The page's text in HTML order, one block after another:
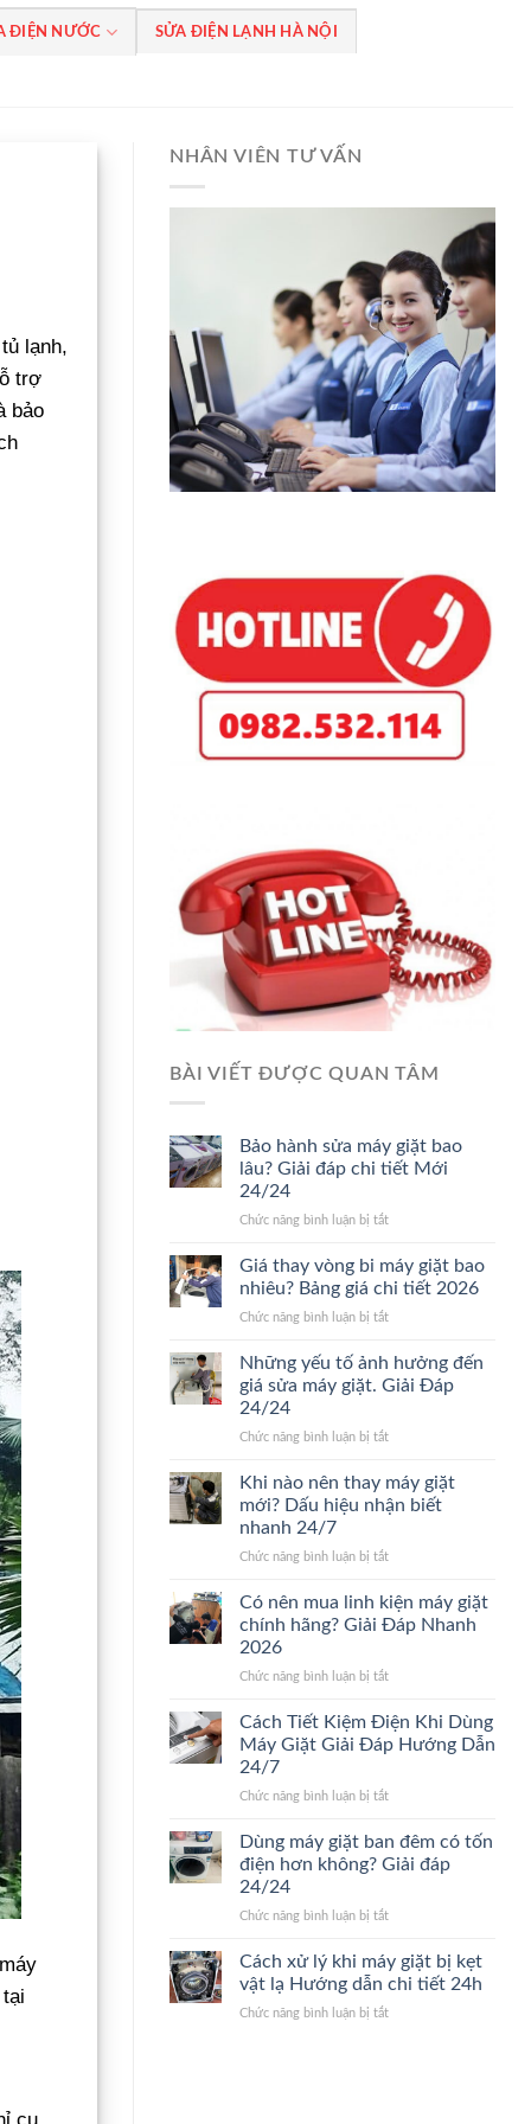
ĐIỆN NƯỚC SỬA ĐIỆN LẠNH HÀ NỘI
lạnh,
trợ
bảo
cụ
NHÂN VIÊN TƯ VẤN
BÀI VIẾT ĐƯỢC QUAN TÂM
Bảo hành sửa máy giặt bao
lâu? Giải đáp chi tiết Mới
24/24
Chức năng bình luận bị tắtở
hành
sửa
giặt
lâu?
Giải
tiết
24/24
Giá thay vòng bi máy giặt bao
nhiêu? Bảng giá chi tiết 2026
Chức năng bình luận bị tắtở
thay
vòng
giặt
nhiêu?
Bảng
giá
tiết
Những yếu tố ảnh hưởng đến
giá sửa máy giặt. Giải Đáp
24/24
Chức năng bình luận bị tắtở
yếu
tố
ảnh
đến
sửa
máy
giặt.
Đáp
Khi nào nên thay máy giặt
mới? Dấu hiệu nhận biết
nhanh 24/7
Chức năng bình luận bị tắtở
nào
nên
thay
giặt
Dấu
hiệu
nhanh
Có nên mua linh kiện máy giặt
chính hãng? Giải Đáp Nhanh
2026
Chức năng bình luận bị tắtở
nên
mua
máy
chính
hãng?
Nhanh
Cách Tiết Kiệm Điện Khi Dùng
Máy Giặt Giải Đáp Hướng Dẫn
24/7
Chức năng bình luận bị tắtở
Tiết
Kiệm
Dùng
Giặt
Giải
Hướng
Dùng máy giặt ban đêm có tốn
điện hơn không? Giải đáp
24/24
Chức năng bình luận bị tắtở
máy
giặt
đêm
Cách xử lý khi máy giặt bị kẹt
vật lạ Hướng dẫn chi tiết 24h
Chức năng bình luận bị tắtở